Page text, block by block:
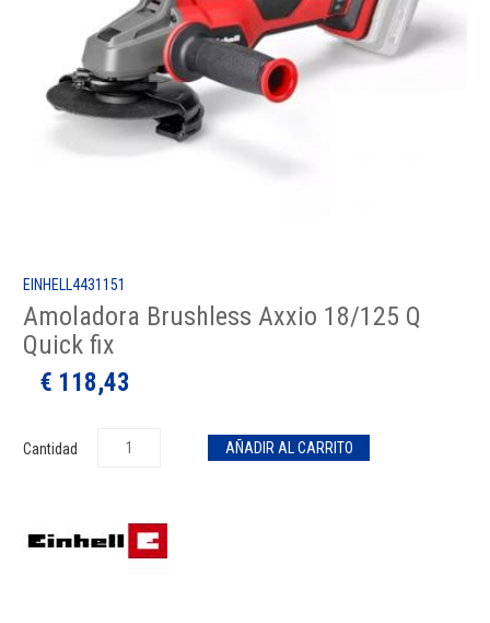
EINHELL4431151
Amoladora Brushless Axxio 18/125 Q
Quick fix
€ 118,43
Cantidad